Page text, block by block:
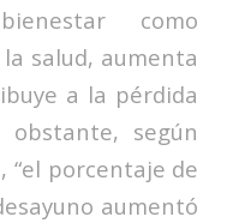
como
salud, aumenta
a la pérdida
según
“el porcentaje de
aumentó